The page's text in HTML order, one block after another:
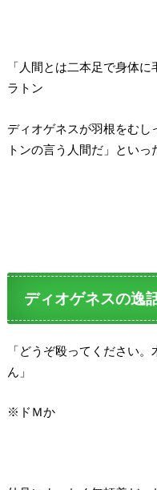
「人間とは二本足で身体
ラトン
ディオゲネスが羽根をむし
トンの言う人間だ」といっ
ディオゲネスの逸
「どうぞ殴ってください
ん」
※ドＭか